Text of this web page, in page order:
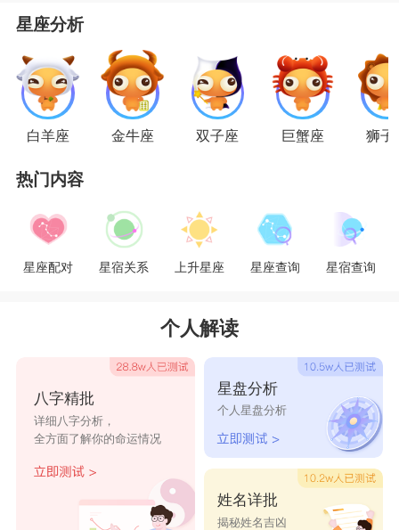
的。平时犹豫不决的样子被一股子果断所取代，天
秤座会为了真爱牺牲。
水瓶座
：
活在一个独自的世界里。被狭小的瓶口困住，没有
人可以靠近。然而，当水瓶座真正爱上一个人，却
会把他装进心里。即使再大的困难，水瓶座也不害
星座分析
白羊座 金牛座 双子座 巨蟹座 狮子
热门内容
星座配对 星宿关系 上升星座 星座查询 星宿查询
个人解读
八字精批
详细八字分析，
全方面了解你的命运情况
星盘分析
个人星盘分析
姓名详批
揭秘姓名吉凶